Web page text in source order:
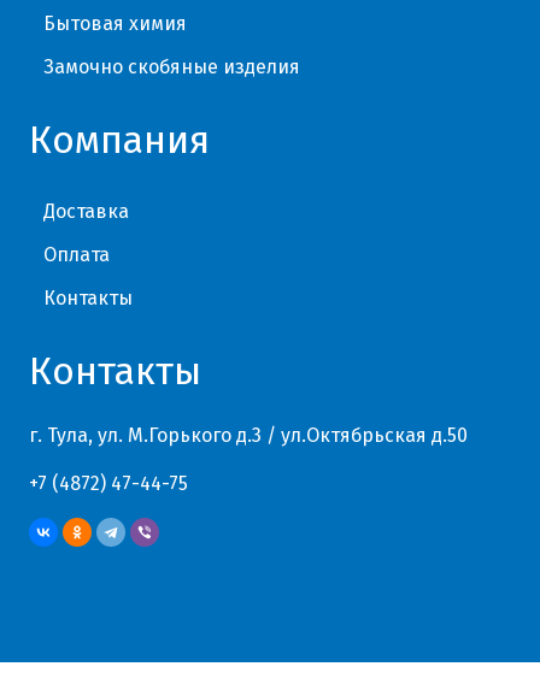
Бытовая химия
Замочно скобяные изделия
Компания
Доставка
Оплата
Контакты
Контакты
г. Тула, ул. М.Горького д.3 / ул.Октябрьская д.50
+7 (4872) 47-44-75